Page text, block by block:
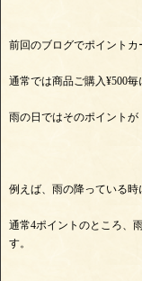
前回のブログでポイント
通常では商品ご購入¥500
雨の日ではそのポイントが
例えば、雨の降っている時
通常4ポイントのところ、
す。